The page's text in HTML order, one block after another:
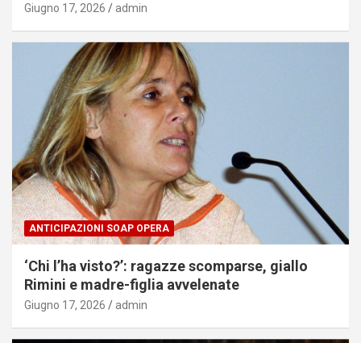
Giugno 17, 2026 admin
ANTICIPAZIONI SOAP OPERA
‘Chi l’ha visto?’: ragazze scomparse, giallo
Rimini e madre-figlia avvelenate
Giugno 17, 2026 admin